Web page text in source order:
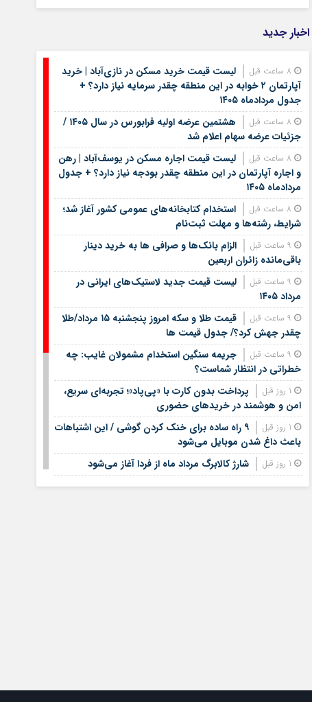
اخبار جدید
لیست قیمت خرید مسکن در نازی‌آباد | خرید
آپارتمان ۲ خوابه در این منطقه چقدر سرمایه نیاز دارد؟ +
جدول مردادماه ۱۴۰۵
هشتمین عرضه اولیه فرابورس در سال ۱۴۰۵ /
جزئیات عرضه سهام اعلام شد
لیست قیمت اجاره مسکن در یوسف‌آباد | رهن
و اجاره آپارتمان در این منطقه چقدر بودجه نیاز دارد؟ + جدول
مردادماه ۱۴۰۵
استخدام کتابخانه‌های عمومی کشور آغاز شد؛
شرایط، رشته‌ها و مهلت ثبت‌نام
الزام بانک‌ها و صرافی ها به خرید دینار
باقی‌مانده زائران اربعین
لیست قیمت جدید لاستیک‌های ایرانی در
مرداد ۱۴۰۵
قیمت طلا و سکه امروز پنجشنبه ۱۵ مرداد/طلا
چقدر جهش کرد؟/ جدول قیمت ها
جریمه سنگین استخدام مشمولان غایب: چه
خطراتی در انتظار شماست؟
پرداخت بدون کارت با «پی‌پاد»؛ تجربه‌ای سریع،
امن و هوشمند در خریدهای حضوری
۹ راه ساده برای خنک کردن گوشی / این اشتباهات
باعث داغ شدن موبایل می‌شود
شارژ کالابرگ مرداد ماه از فردا آغاز می‌شود
1 روز قبل
لیست قیمت اجاره مسکن در شهرک غرب |